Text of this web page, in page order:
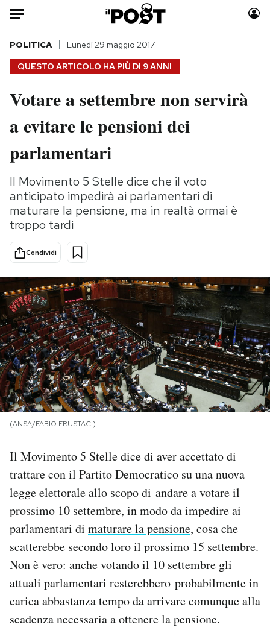
Auto
HOME
Italia
Politica
Tecnologia
Scienza
Cultura
Economia
Sport
Moda
Consumismi
Media
PODCAST
NEWSLETTER
I MIEI PREFERITI
SHOP
CALENDARIO
AREA PERSONALE
Area Personale
Newsletter
Notifiche mobile
Regala il Post
Hai bisogno di aiuto?
Esci
QUESTO ARTICOLO HA PIÙ DI 9 ANNI
POLITICA Lunedì 29 maggio 2017
Votare a settembre non servirà
a evitare le pensioni dei
parlamentari
Il Movimento 5 Stelle dice che il voto
anticipato impedirà ai parlamentari di
maturare la pensione, ma in realtà ormai è
troppo tardi
Condividi
(ANSA/FABIO FRUSTACI)
Il Movimento 5 Stelle dice di aver accettato di
trattare con il Partito Democratico su una nuova
legge elettorale allo scopo di andare a votare il
prossimo 10 settembre, in modo da impedire ai
parlamentari di maturare la pensione, cosa che
scatterebbe secondo loro il prossimo 15 settembre.
Non è vero: anche votando il 10 settembre gli
attuali parlamentari resterebbero probabilmente in
carica abbastanza tempo da arrivare comunque alla
scadenza necessaria a ottenere la pensione.